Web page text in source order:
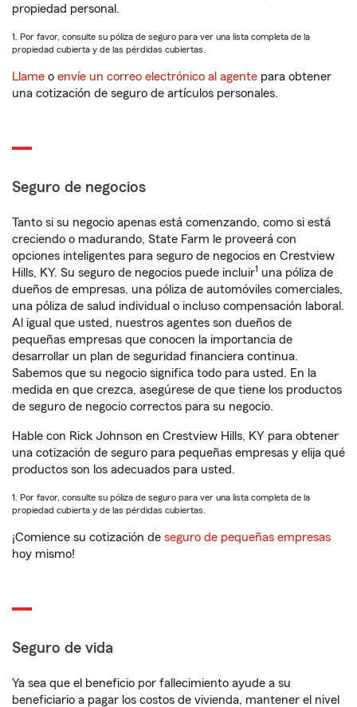
propiedad personal.
1. Por favor, consulte su póliza de seguro para ver una lista completa de la
propiedad cubierta y de las pérdidas cubiertas.
Llame o envíe un correo electrónico al agente para obtener
una cotización de seguro de artículos personales.
Seguro de negocios
Tanto si su negocio apenas está comenzando, como si está
creciendo o madurando, State Farm le proveerá con
opciones inteligentes para seguro de negocios en Crestview
Hills, KY. Su seguro de negocios puede incluir1 una póliza de
dueños de empresas, una póliza de automóviles comerciales,
una póliza de salud individual o incluso compensación laboral.
Al igual que usted, nuestros agentes son dueños de
pequeñas empresas que conocen la importancia de
desarrollar un plan de seguridad financiera continua.
Sabemos que su negocio significa todo para usted. En la
medida en que crezca, asegúrese de que tiene los productos
de seguro de negocio correctos para su negocio.
Hable con Rick Johnson en Crestview Hills, KY para obtener
una cotización de seguro para pequeñas empresas y elija qué
productos son los adecuados para usted.
1. Por favor, consulte su póliza de seguro para ver una lista completa de la
propiedad cubierta y de las pérdidas cubiertas.
¡Comience su cotización de seguro de pequeñas empresas
hoy mismo!
Seguro de vida
Ya sea que el beneficio por fallecimiento ayude a su
beneficiario a pagar los costos de vivienda, mantener el nivel